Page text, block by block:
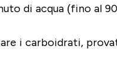
di acqua (fino al
i carboidrati,